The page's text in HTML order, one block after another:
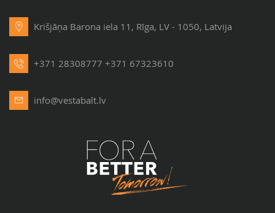
Krišjāņa Barona iela 11, Rīga, LV - 1050, Latvija
+371 28308777 +371 67323610
info@vestabalt.lv